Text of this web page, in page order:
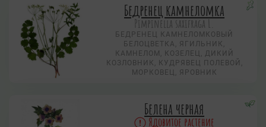
Бедренец камнеломка
Pimpinella saxifraga L.
БЕДРЕНЕЦ КАМНЕЛОМКОВЫЙ
БЕЛОЦВЕТКА, ЯГИЛЬНИК,
КАМНЕЛОМ, КОЗЕЛЕЦ, ДИКИЙ
КОЗЛОВНИК, КУДРЯВЕЦ ПОЛЕВОЙ,
МОРКОВЕЦ, ЯРОВНИК
Белена черная
Ядовитое растение